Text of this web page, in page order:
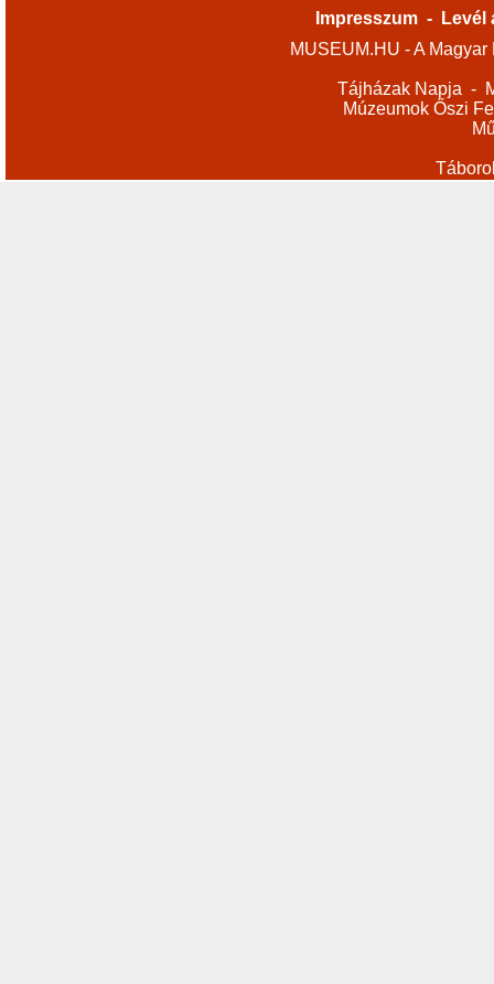
Impresszum -
Levél
MUSEUM.HU - A
Tájházak Napja -
Múzeumok Őszi